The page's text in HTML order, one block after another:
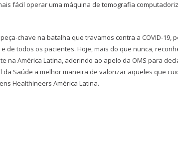
fácil operar uma máquina de tomografia
chave na batalha que travamos contra a COVID-19,
de todos os pacientes. Hoje, mais do que nunca,
na América Latina, aderindo ao apelo da OMS para
Saúde a melhor maneira de valorizar aqueles que
Healthineers América Latina.